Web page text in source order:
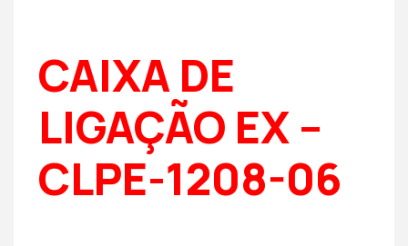
CAIXA DE
LIGAÇÃO EX –
CLPE-1208-06